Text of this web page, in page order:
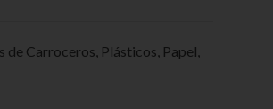
de Carroceros, Plásticos, Papel,